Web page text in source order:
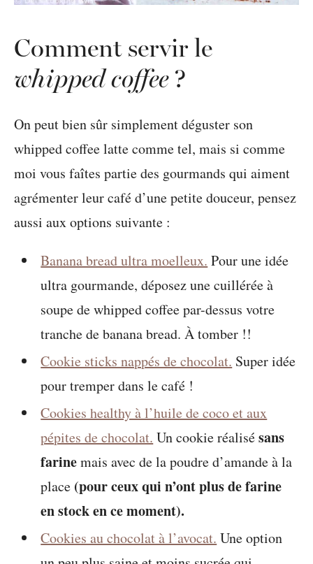
Comment servir le
whipped coffee ?
On peut bien sûr simplement déguster son
whipped coffee latte comme tel, mais si comme
moi vous faîtes partie des gourmands qui aiment
agrémenter leur café d’une petite douceur, pensez
aussi aux options suivante :
Banana bread ultra moelleux. Pour une idée
ultra gourmande, déposez une cuillérée à
soupe de whipped coffee par-dessus votre
tranche de banana bread. À tomber !!
Cookie sticks nappés de chocolat. Super idée
pour tremper dans le café !
Cookies healthy à l’huile de coco et aux
pépites de chocolat. Un cookie réalisésans
farinemais avec de la poudre d’amande à la
place (pour ceux qui n’ont plus de farine
en stock en ce moment).
Cookies au chocolat à l’avocat. Une option